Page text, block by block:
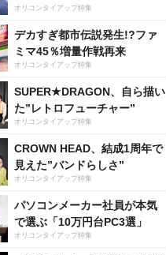
オリコンタイアップ特集
デカすぎ都市伝説発生!?ファ
ミマ45％増量作戦再来
オリコンタイアップ特集
SUPER★DRAGON、自ら描い
た”レトロフューチャー”
オリコンタイアップ特集
CROWN HEAD、結成1周年で
見えた”バンドらしさ”
オリコンタイアップ特集
パソコンメーカー社員が本気
で選ぶ「10万円台PC3選」
オリコンタイアップ特集